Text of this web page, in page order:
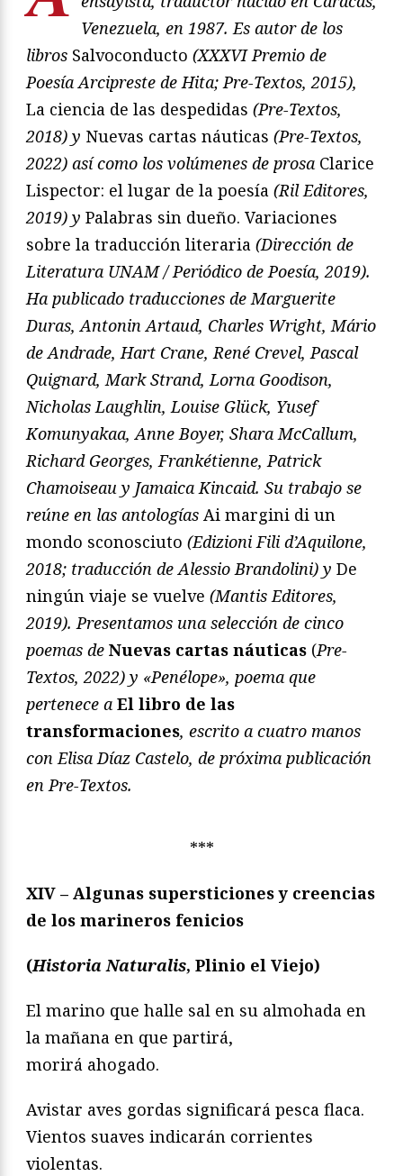
Venezuela, en 1987. Es autor de los
libros Salvoconducto (XXXVI Premio de
Poesía Arcipreste de Hita; Pre-Textos, 2015),
La ciencia de las despedidas (Pre-Textos,
2018) y Nuevas cartas náuticas (Pre-Textos,
2022) así como los volúmenes de prosa Clarice
Lispector: el lugar de la poesía (Ril Editores,
2019) y Palabras sin dueño. Variaciones
sobre la traducción literaria (Dirección de
Literatura UNAM / Periódico de Poesía, 2019).
Ha publicado traducciones de Marguerite
Duras, Antonin Artaud, Charles Wright, Mário
de Andrade, Hart Crane, René Crevel, Pascal
Quignard, Mark Strand, Lorna Goodison,
Nicholas Laughlin, Louise Glück, Yusef
Komunyakaa, Anne Boyer, Shara McCallum,
Richard Georges, Frankétienne, Patrick
Chamoiseau y Jamaica Kincaid. Su trabajo se
reúne en las antologías Ai margini di un
mondo sconosciuto (Edizioni Fili d’Aquilone,
2018; traducción de Alessio Brandolini) y De
ningún viaje se vuelve (Mantis Editores,
2019). Presentamos una selección de cinco
poemas de Nuevas cartas náuticas (Pre-
Textos, 2022) y «Penélope», poema que
pertenece a El libro de las
transformaciones, escrito a cuatro manos
con Elisa Díaz Castelo, de próxima publicación
en Pre-Textos.
***
XIV – Algunas supersticiones y creencias
de los marineros fenicios
(Historia Naturalis, Plinio el Viejo)
El marino que halle sal en su almohada en
la mañana en que partirá,
morirá ahogado.
Avistar aves gordas significará pesca flaca.
Vientos suaves indicarán corrientes
violentas.